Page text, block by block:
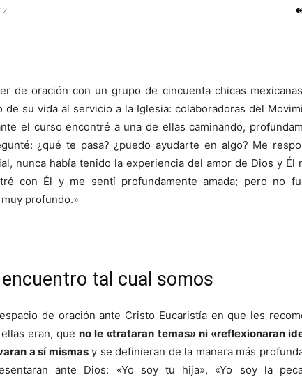
de oración con un grupo de cincuenta chicas
de su vida al servicio a la Iglesia: colaboradoras del
el curso encontré a una de ellas caminando,
¿qué te pasa? ¿puedo ayudarte en algo? Me
nunca había tenido la experiencia del amor de Dios y Él
con Él y me sentí profundamente amada; pero no
profundo.»
tal cual somos
de oración ante Cristo Eucaristía en que les
eran, queno le «trataran temas» ni «reflexionaran
a sí mismasy se definieran de la manera más
ante Dios: «Yo soy tu hija», «Yo soy la